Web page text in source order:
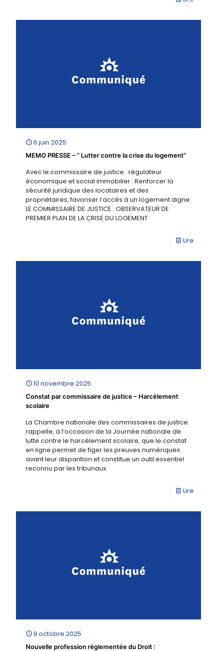
6 juin 2025
MEMO PRESSE – ” Lutter contre la crise du logement”
Avec le commissaire de justice : régulateur
économique et social immobilier : Renforcer la
sécurité juridique des locataires et des
propriétaires, favoriser l’accès à un logement digne.
LE COMMISSAIRE DE JUSTICE : OBSERVATEUR DE
PREMIER PLAN DE LA CRISE DU LOGEMENT
Lire
10 novembre 2025
Constat par commissaire de justice – Harcèlement
scolaire
La Chambre nationale des commissaires de justice
rappelle, à l’occasion de la Journée nationale de
lutte contre le harcèlement scolaire, que le constat
en ligne permet de figer les preuves numériques
avant leur disparition et constitue un outil essentiel
reconnu par les tribunaux.
Lire
9 octobre 2025
Nouvelle profession réglementée du Droit :